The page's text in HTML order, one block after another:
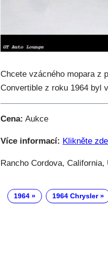
Chcete vzácného mopara z
Convertible z roku 1964 byl
Cena: Aukce
Více informací: Klikněte
Rancho Cordova, California,
1964 1964 Chrysler